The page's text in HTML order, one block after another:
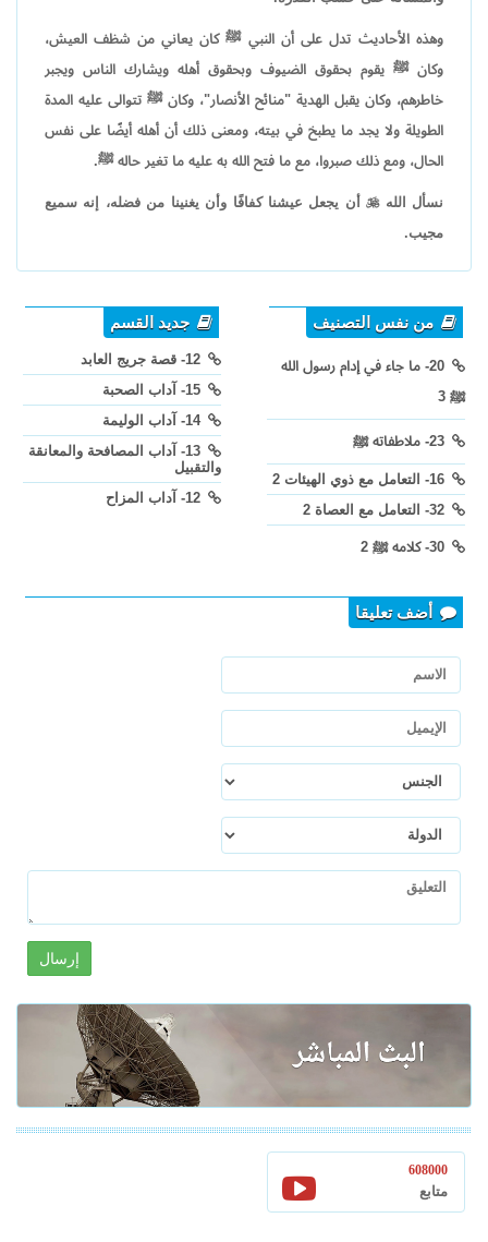
وهذه الأحاديث تدل على أن النبي ﷺ كان يعاني من شظف العيش،
وكان ﷺ يقوم بحقوق الضيوف وبحقوق أهله ويشارك الناس ويجبر
خاطرهم، وكان يقبل الهدية "منائح الأنصار"، وكان ﷺ تتوالى عليه المدة
الطويلة ولا يجد ما يطبخ في بيته، ومعنى ذلك أن أهله أيضًا على نفس
الحال، ومع ذلك صبروا، مع ما فتح الله به عليه ما تغير حاله ﷺ.
نسأل اللهأن يجعل عيشنا كفافًا وأن يغنينا من فضله، إنه سميع
مجيب.
من نفس التصنيف
20- ما جاء في إدام رسول الله
ﷺ 3
جديد القسم
14- آداب الوليمة
13- آداب المصافحة والمعانقة
والتقبيل
أضف تعليقا
إرسال
608000
متابع